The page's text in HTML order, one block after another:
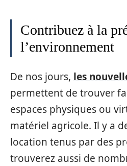
Contribuez à la
l’environnement
De nos jours, les
permettent de trouver
espaces physiques ou
matériel agricole. Il y a
location tenus par des
trouverez aussi de